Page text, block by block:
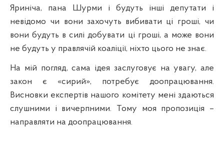
Яриніча, пана Шурми і будуть інші депутати і
невідомо чи вони захочуть вибивати ці гроші, чи
вони будуть в силі добувати ці гроші, а може вони
не будуть у правлячій коаліції, ніхто цього не знає.
На мій погляд, сама ідея заслуговує на увагу, але
закон є «сирий», потребує доопрацювання.
Висновки експертів нашого комітету мені здаються
слушними і вичерпними. Тому моя пропозиція –
направляти на доопрацювання.